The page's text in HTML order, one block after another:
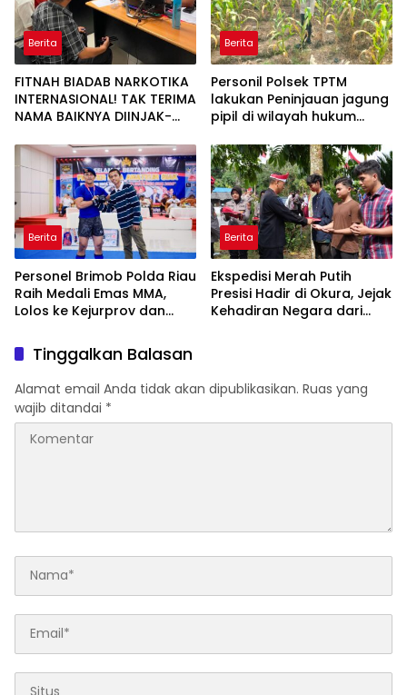
Berita
FITNAH BIADAB NARKOTIKA
INTERNASIONAL! TAK TERIMA
NAMA BAIKNYA DIINJAK-
DECLARE WAR: SIAP Bantai
DAN SERET AKUN PEMBUNUH
KARAKTER KE PENJARA
POLDA KEPRI!
Berita
Personil Polsek TPTM
lakukan Peninjauan jagung
pipil di wilayah hukum
Berita
Personel Brimob Polda Riau
Raih Medali Emas MMA,
Lolos ke Kejurprov dan
Berita
Ekspedisi Merah Putih
Presisi Hadir di Okura, Jejak
Kehadiran Negara dari
Tinggalkan Balasan
Alamat email Anda tidak akan dipublikasikan. Ruas yang
wajib ditandai *